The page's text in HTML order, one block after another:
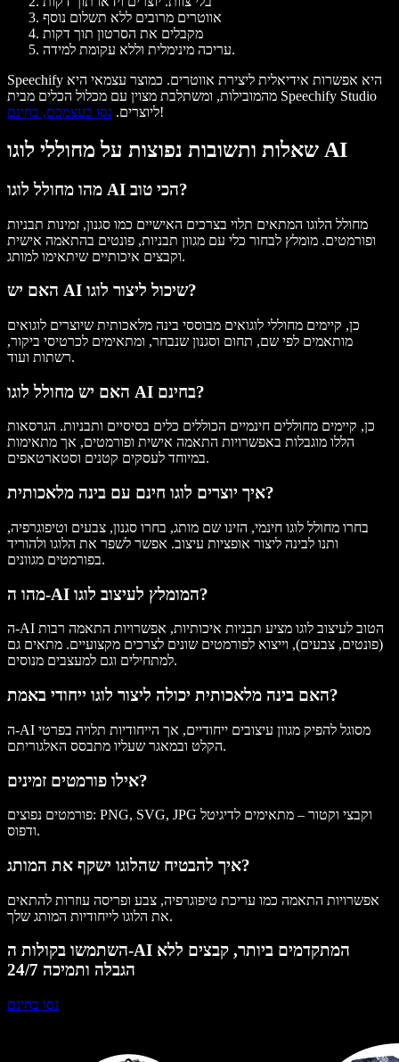
אווטרים מרובים ללא תשלום נוסף
מקבלים את הסרטון תוך דקות
עריכה מינימלית וללא עקומת למידה.
Speechify היא אפשרות אידיאלית ליצירת אווטרים. כמוצר עצמאי היא
מהמובילות, ומשתלבת מצוין עם מכלול הכלים מבית Speechify Studio
ליוצרים. נסו בעצמכם, בחינם !
שאלות ותשובות נפוצות על מחוללי לוגו AI
מהו מחולל לוגו AI הכי טוב?
מחולל הלוגו המתאים תלוי בצרכים האישיים כמו סגנון, זמינות תבניות
ופורמטים. מומלץ לבחור כלי עם מגוון תבניות, פונטים בהתאמה אישית
וקבצים איכותיים שיתאימו למותג.
האם יש AI שיכול ליצור לוגו?
כן, קיימים מחוללי לוגואים מבוססי בינה מלאכותית שיוצרים לוגואים
מותאמים לפי שם, תחום וסגנון שנבחר, ומתאימים לכרטיסי ביקור,
רשתות ועוד.
האם יש מחולל לוגו AI בחינם?
כן, קיימים מחוללים חינמיים הכוללים כלים בסיסיים ותבניות. הגרסאות
הללו מוגבלות באפשרויות התאמה אישית ופורמטים, אך מתאימות
במיוחד לעסקים קטנים וסטארטאפים.
איך יוצרים לוגו חינם עם בינה מלאכותית?
בחרו מחולל לוגו חינמי, הזינו שם מותג, בחרו סגנון, צבעים וטיפוגרפיה,
ותנו לבינה ליצור אופציות עיצוב. אפשר לשפר את הלוגו ולהוריד
בפורמטים מגוונים.
מהו ה-AI המומלץ לעיצוב לוגו?
ה-AI הטוב לעיצוב לוגו מציע תבניות איכותיות, אפשרויות התאמה רבות
(פונטים, צבעים), וייצוא לפורמטים שונים לצרכים מקצועיים. מתאים גם
למתחילים וגם למעצבים מנוסים.
האם בינה מלאכותית יכולה ליצור לוגו ייחודי באמת?
ה-AI מסוגל להפיק מגוון עיצובים ייחודיים, אך הייחודיות תלויה בפרטי
הקלט ובמאגר שעליו מתבסס האלגוריתם.
אילו פורמטים זמינים?
פורמטים נפוצים: PNG, SVG, JPG וקבצי וקטור – מתאימים לדיגיטל
ודפוס.
איך להבטיח שהלוגו ישקף את המותג?
אפשרויות התאמה כמו עריכת טיפוגרפיה, צבע ופריסה עוזרות להתאים
את הלוגו לייחודיות המותג שלך.
השתמשו בקולות ה-AI המתקדמים ביותר, קבצים ללא
הגבלה ותמיכה 24/7
נסו בחינם